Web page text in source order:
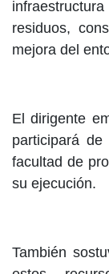
residuos,
mejora del
El dirigente
participará
facultad de
su ejecución.
También